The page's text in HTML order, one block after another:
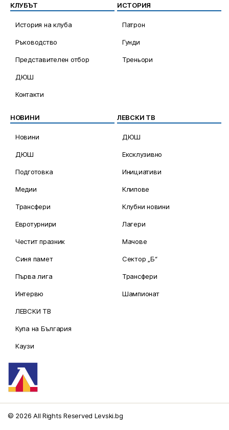
КЛУБЪТ
История на клуба
Ръководство
Представителен отбор
ДЮШ
Контакти
ИСТОРИЯ
Патрон
Гунди
Треньори
НОВИНИ
Новини
ДЮШ
Подготовка
Медии
Трансфери
Евротурнири
Честит празник
Синя памет
Първа лига
Интервю
ЛЕВСКИ ТВ
Купа на България
Каузи
ЛЕВСКИ ТВ
ДЮШ
Ексклузивно
Инициативи
Клипове
Клубни новини
Лагери
Мачове
Сектор „Б“
Трансфери
Шампионат
© 2026 All Rights Reserved Levski.bg